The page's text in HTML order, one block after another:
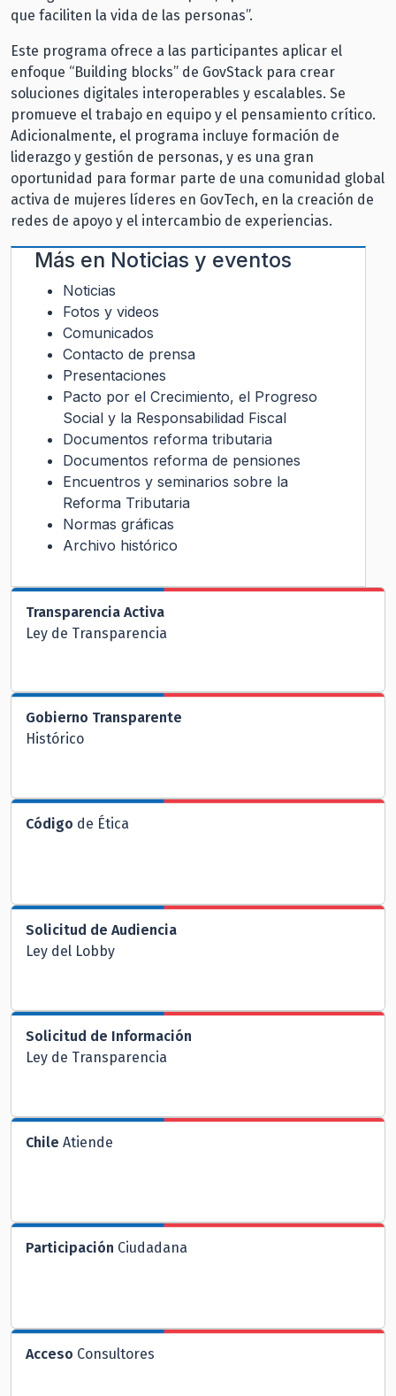
que faciliten la vida de las personas”.
Este programa ofrece a las participantes aplicar el
enfoque “Building blocks” de GovStack para crear
soluciones digitales interoperables y escalables. Se
promueve el trabajo en equipo y el pensamiento crítico.
Adicionalmente, el programa incluye formación de
liderazgo y gestión de personas, y es una gran
oportunidad para formar parte de una comunidad global
activa de mujeres líderes en GovTech, en la creación de
redes de apoyo y el intercambio de experiencias.
Más en Noticias y eventos
Noticias
Fotos y videos
Comunicados
Contacto de prensa
Presentaciones
Pacto por el Crecimiento, el Progreso
Social y la Responsabilidad Fiscal
Documentos reforma tributaria
Documentos reforma de pensiones
Encuentros y seminarios sobre la
Reforma Tributaria
Normas gráficas
Archivo histórico
Transparencia Activa
Ley de Transparencia
Gobierno Transparente
Histórico
Código de Ética
Solicitud de Audiencia
Ley del Lobby
Solicitud de Información
Ley de Transparencia
Chile Atiende
Participación Ciudadana
Acceso Consultores